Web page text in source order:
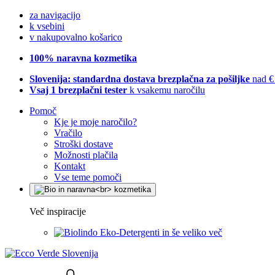
za navigacijo
k vsebini
v nakupovalno košarico
100% naravna kozmetika
Slovenija: standardna dostava brezplačna za pošiljke nad
Vsaj 1 brezplačni tester k vsakemu naročilu
Pomoč
Kje je moje naročilo?
Vračilo
Stroški dostave
Možnosti plačila
Kontakt
Vse teme pomoči
Več inspiracije
Eko-Detergenti in še veliko več